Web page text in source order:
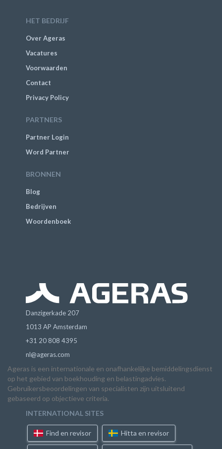
HET BEDRIJF
Over Ageras
Vacatures
Voorwaarden
Contact
Privacy Policy
PARTNERS
Partner Login
Word Partner
BRONNEN
Blog
Bedrijven
Woordenboek
Danzigerkade 207
1013 AP Amsterdam
+31 20 808 4395
nl@ageras.com
Ageras is een internationale en onafhankelijke bemiddelingsdienst
op het gebied van boekhouding en belastingadvies.
Gebruikersbeoordelingen van specialisten zijn uitsluitend
gebaseerd op objectieve criteria.
INTERNATIONAL SITES
Find en revisor Hitta en revisor